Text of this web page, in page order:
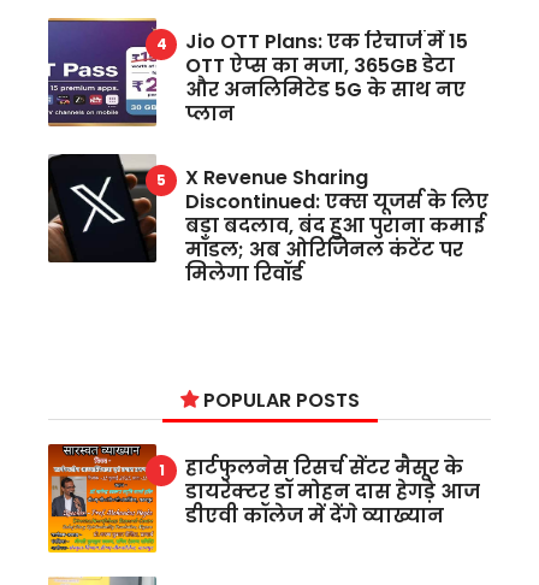
Jio OTT Plans: एक रिचार्ज में 15
OTT ऐप्स का मजा, 365GB डेटा
और अनलिमिटेड 5G के साथ नए
प्लान
X Revenue Sharing
Discontinued: एक्स यूजर्स के लिए
बड़ा बदलाव, बंद हुआ पुराना कमाई
मॉडल; अब ओरिजिनल कंटेंट पर
मिलेगा रिवॉर्ड
POPULAR POSTS
हार्टफुलनेस रिसर्च सेंटर मैसूर के
डायरेक्टर डॉ मोहन दास हेगड़े आज
डीएवी कॉलेज में देंगे व्याख्यान